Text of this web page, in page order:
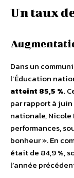
Un taux
Dans un
l’Éducation
atteint 85,5 %.
par rapport à juin
nationale, Nicole
performances,
bonheur ». En
était de 84,9 %,
l’année